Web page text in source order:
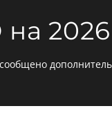
2026